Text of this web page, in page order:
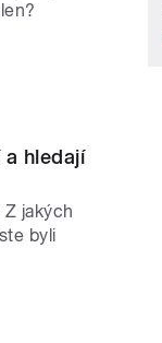
a hledají
jakých
byli